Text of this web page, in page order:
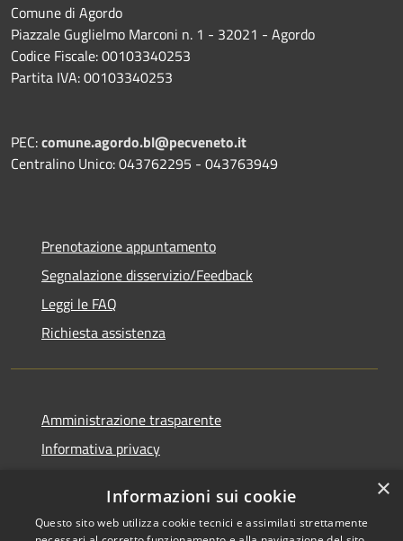
Comune di Agordo
Piazzale Guglielmo Marconi n. 1 - 32021 - Agordo
Codice Fiscale: 00103340253
Partita IVA: 00103340253
PEC:comune.agordo.bl@pecveneto.it
Centralino Unico: 043762295 - 043763949
Prenotazione appuntamento
Segnalazione disservizio/Feedback
Leggi le FAQ
Richiesta assistenza
Amministrazione trasparente
Informativa privacy
Dichiarazione di accessibilità
×
Informazioni sui cookie
Questo sito web utilizza cookie tecnici e assimilati strettamente